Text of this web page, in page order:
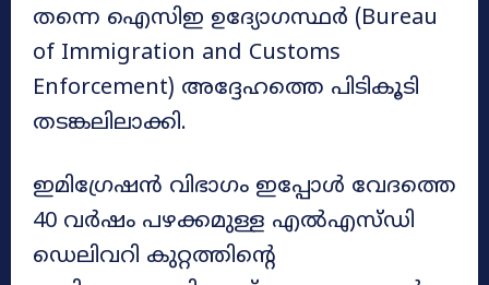
തന്നെ ഐസിഇ ഉദ്യോഗസ്ഥർ (Bureau
of Immigration and Customs
Enforcement) അദ്ദേഹത്തെ പിടികൂടി
തടങ്കലിലാക്കി.
ഇമിഗ്രേഷൻ വിഭാഗം ഇപ്പോൾ വേദത്തെ
40 വർഷം പഴക്കമുള്ള എൽഎസ്ഡി
ഡെലിവറി കുറ്റത്തിന്റെ